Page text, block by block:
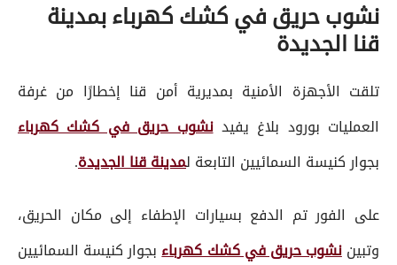
نشوب حريق في كشك كهرباء بمدينة
قنا الجديدة
تلقت الأجهزة الأمنية بمديرية أمن قنا إخطارًا من غرفة
العمليات بورود بلاغ يفيدنشوب حريق في كشك كهرباء
بجوار كنيسة السمائيين التابعة لمدينة قنا الجديدة.
على الفور تم الدفع بسيارات الإطفاء إلى مكان الحريق،
وتبيننشوب حريق في كشك كهرباءبجوار كنيسة السمائيين